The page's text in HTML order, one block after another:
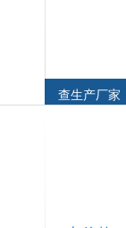
查生产厂家